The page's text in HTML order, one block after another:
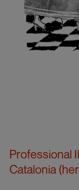
Professional
Catalonia